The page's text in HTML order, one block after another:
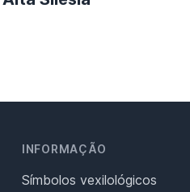
INFORMAÇÃO
Símbolos vexilológicos